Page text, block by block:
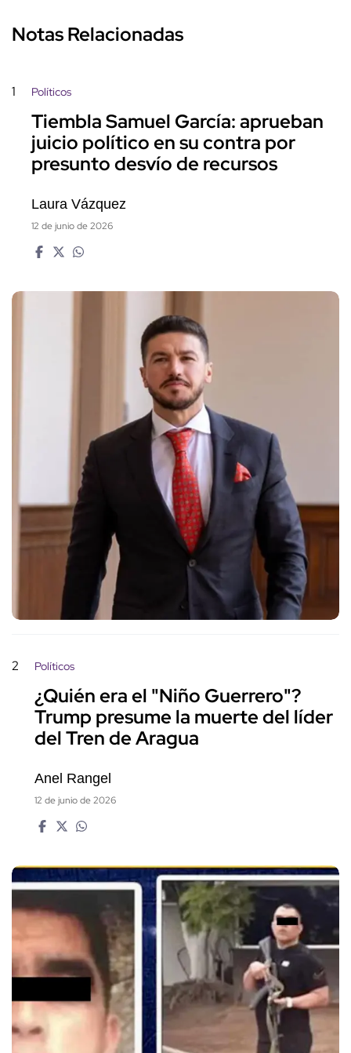
Notas Relacionadas
1 Políticos
Tiembla Samuel García: aprueban
juicio político en su contra por
presunto desvío de recursos
Laura Vázquez
12 de junio de 2026
2 Políticos
¿Quién era el "Niño Guerrero"?
Trump presume la muerte del líder
del Tren de Aragua
Anel Rangel
12 de junio de 2026